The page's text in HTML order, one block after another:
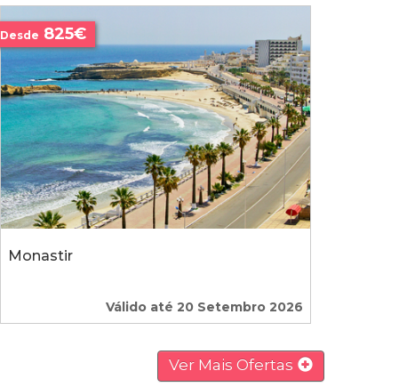
Monastir
Desde 825€
Válido até 20 Setembro 2026
Ver Mais Ofertas